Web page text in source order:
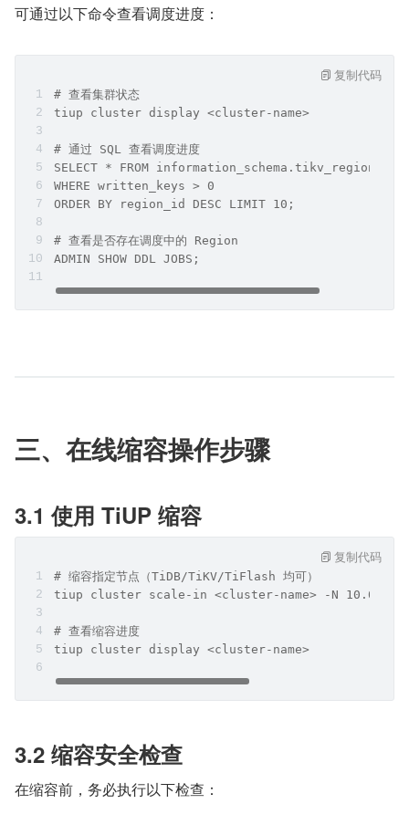
可通过以下命令查看调度进度：
# 查看集群状态
tiup cluster display <cluster-name>
# 通过 SQL 查看调度进度
SELECT * FROM
WHERE written_keys > 0
ORDER BY region_id DESC LIMIT 10;
# 查看是否存在调度中的 Region
ADMIN SHOW DDL JOBS;
复制代码
三、在线缩容操作步骤
3.1 使用 TiUP 缩容
# 缩容指定节点（TiDB/TiKV/TiFlash 均可）
tiup cluster scale-in <cluster-name> -N
# 查看缩容进度
tiup cluster display <cluster-name>
复制代码
3.2 缩容安全检查
在缩容前，务必执行以下检查：